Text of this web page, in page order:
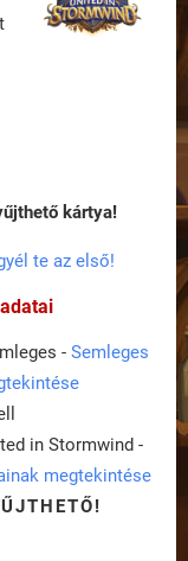
kártya!
te az első!
- Semleges
in Stormwind -
megtekintése